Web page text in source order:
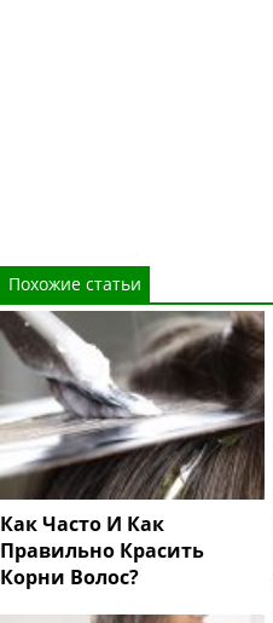
Похожие статьи
Как Часто И Как
Правильно Красить
Корни Волос?